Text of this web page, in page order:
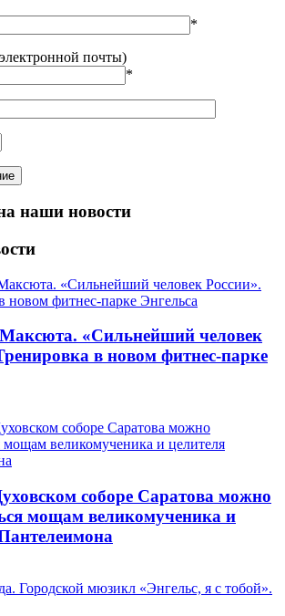
*
почты)
*
наши новости
«Сильнейший человек
в новом фитнес-парке
соборе Саратова можно
мощам великомученика и